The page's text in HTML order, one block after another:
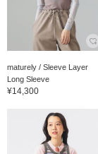
maturely / Sleeve Layer
Long Sleeve
¥14,300